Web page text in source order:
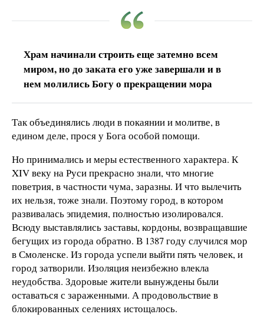
Храм начинали строить еще затемно всем
миром, но до заката его уже завершали и в
нем молились Богу о прекращении мора
Так объединялись люди в покаянии и молитве, в
едином деле, прося у Бога особой помощи.
Но принимались и меры естественного характера. К
XIV веку на Руси прекрасно знали, что многие
поветрия, в частности чума, заразны. И что вылечить
их нельзя, тоже знали. Поэтому город, в котором
развивалась эпидемия, полностью изолировался.
Всюду выставлялись заставы, кордоны, возвращавшие
бегущих из города обратно. В 1387 году случился мор
в Смоленске. Из города успели выйти пять человек, и
город затворили. Изоляция неизбежно влекла
неудобства. Здоровые жители вынуждены были
оставаться с зараженными. А продовольствие в
блокированных селениях истощалось.